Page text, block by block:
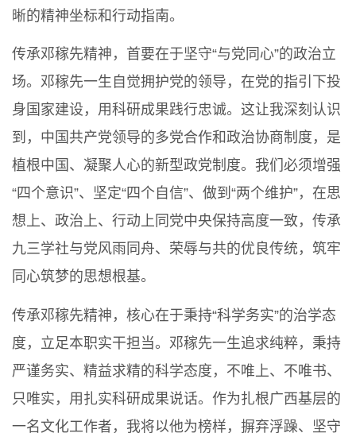
晰的精神坐标和行动指南。
传承邓稼先精神，首要在于坚守“与党同心”的政治立
场。邓稼先一生自觉拥护党的领导，在党的指引下投
身国家建设，用科研成果践行忠诚。这让我深刻认识
到，中国共产党领导的多党合作和政治协商制度，是
植根中国、凝聚人心的新型政党制度。我们必须增强
“四个意识”、坚定“四个自信”、做到“两个维护”，在思
想上、政治上、行动上同党中央保持高度一致，传承
九三学社与党风雨同舟、荣辱与共的优良传统，筑牢
同心筑梦的思想根基。
传承邓稼先精神，核心在于秉持“科学务实”的治学态
度，立足本职实干担当。邓稼先一生追求纯粹，秉持
严谨务实、精益求精的科学态度，不唯上、不唯书、
只唯实，用扎实科研成果说话。作为扎根广西基层的
一名文化工作者，我将以他为榜样，摒弃浮躁、坚守